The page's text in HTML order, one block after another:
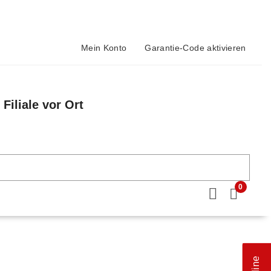
Mein Konto Garantie-Code aktivieren
Filiale vor Ort
0